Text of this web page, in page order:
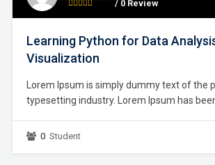
/ 0 Review
Learning Python for Data
Visualization
Lorem Ipsum is simply dummy text of the
typesetting industry. Lorem Ipsum has
unknown printer took a galley of type and
make a type specimen book. It has
0 Student